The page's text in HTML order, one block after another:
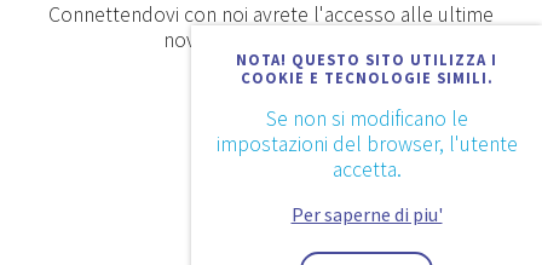
NOTA! QUESTO SITO UTILIZZA I
COOKIE E TECNOLOGIE SIMILI.
Se non si modificano le
impostazioni del browser, l'utente
accetta.
Per saperne di piu'
Connettendovi con noi avrete l'accesso alle ultime
novità, offerte e prodotti